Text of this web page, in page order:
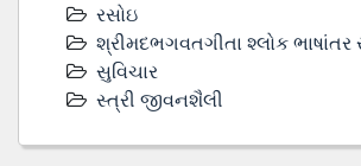
રસોઇ
શ્રીમદભગવતગીતા શ્લોક ભાષાંતર
સુવિચાર
સ્ત્રી જીવનશૈલી